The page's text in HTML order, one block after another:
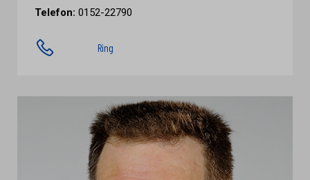
Telefon: 0152-22790
Ring